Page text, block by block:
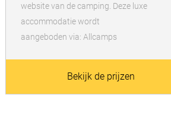
website van de camping. Deze luxe
accommodatie wordt
aangeboden via: Allcamps
Bekijk de prijzen